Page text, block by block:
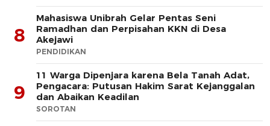
8
Mahasiswa Unibrah Gelar Pentas Seni
Ramadhan dan Perpisahan KKN di Desa
Akejawi
PENDIDIKAN
9
11 Warga Dipenjara karena Bela Tanah Adat,
Pengacara: Putusan Hakim Sarat Kejanggalan
dan Abaikan Keadilan
SOROTAN